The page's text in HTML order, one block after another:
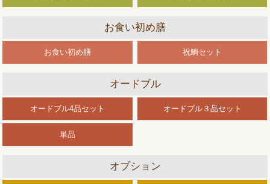
お食い初め膳
お食い初め膳 祝鯛セット
オードブル
オードブル4品セット オードブル３品セット
単品
オプション